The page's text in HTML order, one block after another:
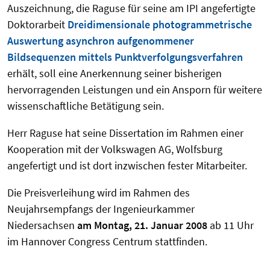
Auszeichnung, die Raguse für seine am IPI angefertigte
Doktorarbeit Dreidimensionale photogrammetrische
Auswertung asynchron aufgenommener
Bildsequenzen mittels Punktverfolgungsverfahren
erhält, soll eine Anerkennung seiner bisherigen
hervorragenden Leistungen und ein Ansporn für weitere
wissenschaftliche Betätigung sein.
Herr Raguse hat seine Dissertation im Rahmen einer
Kooperation mit der Volkswagen AG, Wolfsburg
angefertigt und ist dort inzwischen fester Mitarbeiter.
Die Preisverleihung wird im Rahmen des
Neujahrsempfangs der Ingenieurkammer
Niedersachsen am Montag, 21. Januar 2008 ab 11 Uhr
im Hannover Congress Centrum stattfinden.